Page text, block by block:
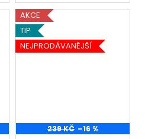
AKCE
TIP
NEJPRODÁVANĚJŠÍ
239 KČ –16 %